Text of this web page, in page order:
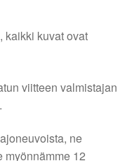
kaikki kuvat ovat
viitteen valmistajan
ne
12